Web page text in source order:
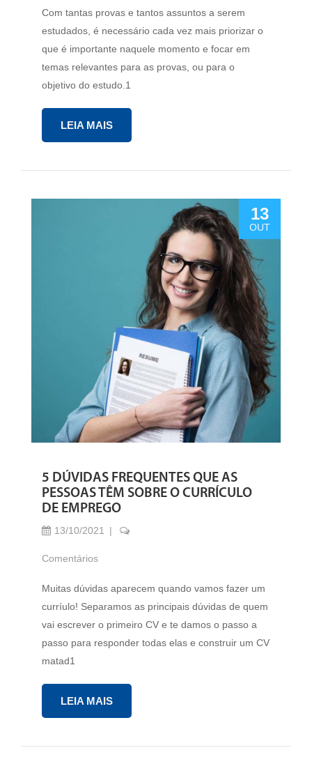
Com tantas provas e tantos assuntos a serem
estudados, é necessário cada vez mais priorizar o
que é importante naquele momento e focar em
temas relevantes para as provas, ou para o
objetivo do estudo.1
LEIA MAIS
13
OUT
5 DÚVIDAS FREQUENTES QUE AS
PESSOAS TÊM SOBRE O CURRÍCULO
DE EMPREGO
13/10/2021
Comentários
Muitas dúvidas aparecem quando vamos fazer um
curríulo! Separamos as principais dúvidas de quem
vai escrever o primeiro CV e te damos o passo a
passo para responder todas elas e construir um CV
matad1
LEIA MAIS